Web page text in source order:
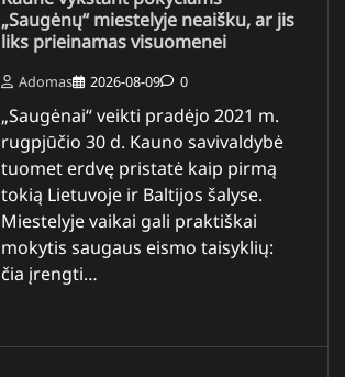
„Saugėnų“ miestelyje neaišku, ar jis
liks prieinamas visuomenei
Adomas 2026-08-09 0
„Saugėnai“ veikti pradėjo 2021 m.
rugpjūčio 30 d. Kauno savivaldybė
tuomet erdvę pristatė kaip pirmą
tokią Lietuvoje ir Baltijos šalyse.
Miestelyje vaikai gali praktiškai
mokytis saugaus eismo taisyklių:
čia įrengti…